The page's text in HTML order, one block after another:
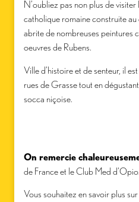
N’oubliez pas non plus de visiter
catholique romaine construite au
abrite de nombreuses peintures
oeuvres de Rubens.
Ville d’histoire et de senteur, il
rues de Grasse tout en
socca niçoise.
On remercie
de France et le Club Med d’Opio.
Vous souhaitez en savoir plus